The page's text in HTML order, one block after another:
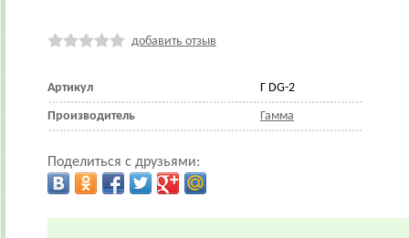
добавить отзыв
Артикул Г DG-2
Производитель Гамма
Поделиться с друзьями: